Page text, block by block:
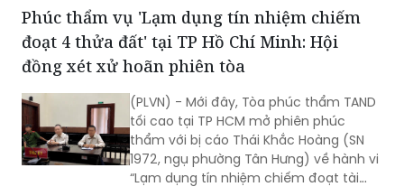
chiếm đoạt tài sản”.
Phúc thẩm vụ 'Lạm dụng tín nhiệm chiếm
đoạt 4 thửa đất' tại TP Hồ Chí Minh: Hội
đồng xét xử hoãn phiên tòa
(PLVN) - Mới đây, Tòa phúc thẩm TAND
tối cao tại TP HCM mở phiên phúc
thẩm với bị cáo Thái Khắc Hoàng (SN
1972, ngụ phường Tân Hưng) về hành vi
“Lạm dụng tín nhiệm chiếm đoạt tài